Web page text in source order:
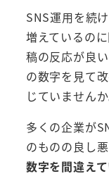
SNS運用を続
増えているの
稿の反応が良
の数字を見て
じていませんか
多くの企業が
のものの良し
数字を間違え